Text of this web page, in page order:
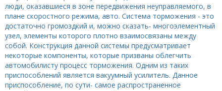
люди, оказавшиеся в зоне передвижения неуправляемого, в
плане скоростного режима, авто. Система торможения - это
достаточно громоздкий и, можно сказать- многоэлементный
узел, элементы которого плотно взаимосвязаны между
собой. Конструкция данной системы предусматривает
некоторые компоненты, которые призваны облегчить
автомобилисту процесс торможения. Одним из таких
приспособлений является вакуумный усилитель. Данное
приспособление, по сути- самое распространенное